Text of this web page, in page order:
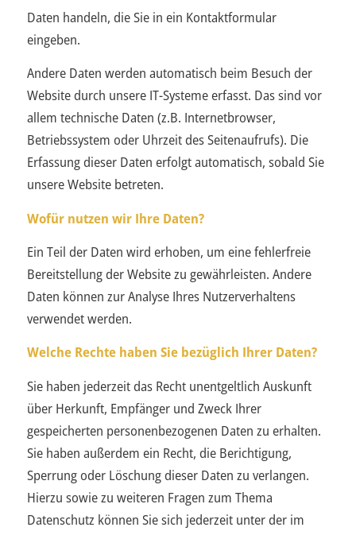
Daten handeln, die Sie in ein Kontaktformular
eingeben.
Andere Daten werden automatisch beim Besuch der
Website durch unsere IT-Systeme erfasst. Das sind vor
allem technische Daten (z.B. Internetbrowser,
Betriebssystem oder Uhrzeit des Seitenaufrufs). Die
Erfassung dieser Daten erfolgt automatisch, sobald Sie
unsere Website betreten.
Wofür nutzen wir Ihre Daten?
Ein Teil der Daten wird erhoben, um eine fehlerfreie
Bereitstellung der Website zu gewährleisten. Andere
Daten können zur Analyse Ihres Nutzerverhaltens
verwendet werden.
Welche Rechte haben Sie bezüglich Ihrer Daten?
Sie haben jederzeit das Recht unentgeltlich Auskunft
über Herkunft, Empfänger und Zweck Ihrer
gespeicherten personenbezogenen Daten zu erhalten.
Sie haben außerdem ein Recht, die Berichtigung,
Sperrung oder Löschung dieser Daten zu verlangen.
Hierzu sowie zu weiteren Fragen zum Thema
Datenschutz können Sie sich jederzeit unter der im